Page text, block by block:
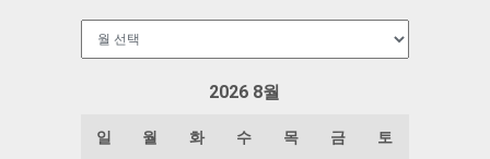
2026 8월
일 월 화 수 목 금 토